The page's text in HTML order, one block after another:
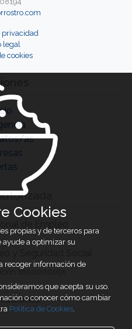
privacidad
legal
cookies
as
1600000091
Cookies
propias y de terceros para
a optimizar su
recoger información de
que acepta su uso.
o conocer cómo cambiar
Política de Cookies.